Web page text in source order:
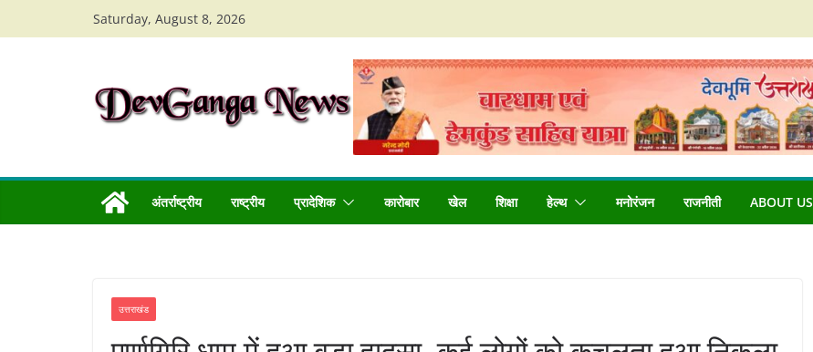
to
Saturday, August 8, 2026
अंतर्राष्ट्रीय राष्ट्रीय प्रादेशिक कारोबार खेल शिक्षा हेल्थ मनोरंजन राजनीती ABOUT US
उत्तराखंड